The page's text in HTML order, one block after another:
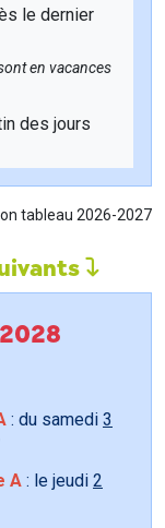
le dernier
en vacances
des jours
tableau 2026-2027
: du samedi 3
A : le jeudi 2